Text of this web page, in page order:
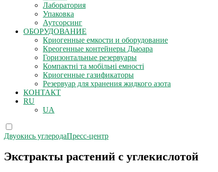
Лаборатория
Упаковка
Аутсорсинг
ОБОРУДОВАНИЕ
Криогенные емкости и оборудование
Креогенные контейнеры Дьюара
Горизонтальные резервуары
Компактні та мобільні емності
Криогенные газификаторы
Резервуар для хранения жидкого азота
КОНТАКТ
RU
UA
Двуокись углеродаПресс-центр
Экстракты растений с углекислотой